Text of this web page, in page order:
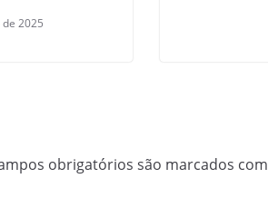
2025
obrigatórios são marcados com